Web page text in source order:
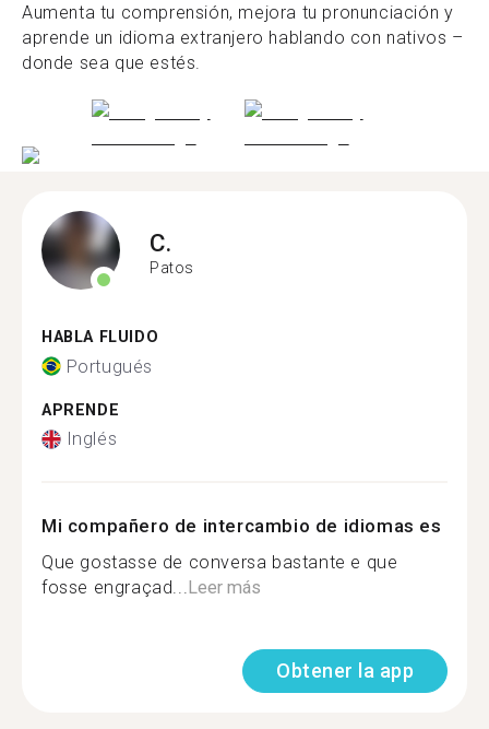
Aumenta tu comprensión, mejora tu pronunciación y
aprende un idioma extranjero hablando con nativos –
donde sea que estés.
C.
Patos
HABLA FLUIDO
Portugués
APRENDE
Inglés
Mi compañero de intercambio de idiomas es
Que gostasse de conversa bastante e que
fosse engraçad...Leer más
Obtener la app